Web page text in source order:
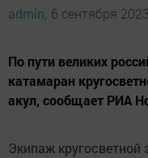
admin, 6 сентября
По пути великих
катамаран
акул, сообщает РИА
Экипаж кругосветной